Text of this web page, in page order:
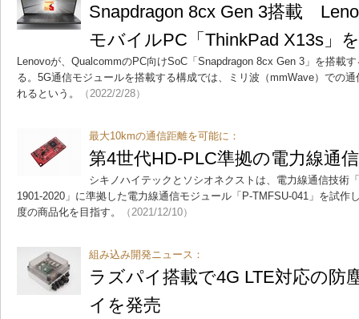
Snapdragon 8cx Gen 3搭載
モバイルPC「ThinkPad X13s」
Lenovoが、QualcommのPC向けSoC「Snapdragon 8cx Gen 3」を搭載
る。5G通信モジュールを搭載する構成では、ミリ波（mmWave）での
れるという。
（2022/2/28）
最大10kmの通信距離を可能に：
第4世代HD-PLC準拠の電力線通
シキノハイテックとソシオネクストは、電力線通信技術
1901-2020」に準拠した電力線通信モジュール「P-TMFSU-041」を試作
度の商品化を目指す。
（2021/12/10）
組み込み開発ニュース：
ラズパイ搭載で4G LTE対応の防
イを発売